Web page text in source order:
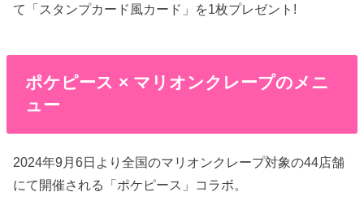
て「スタンプカード風カード」を1枚プレゼント!
ポケピース × マリオンクレープのメニ
ュー
2024年9月6日より全国のマリオンクレープ対象の44店舗
にて開催される「ポケピース」コラボ。